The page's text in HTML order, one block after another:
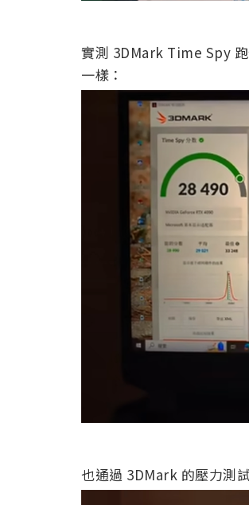
實測 3DMark Time Spy
一樣：
也通過 3DMark 的壓力測試